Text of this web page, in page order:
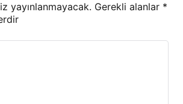
yayınlanmayacak. Gerekli alanlar *